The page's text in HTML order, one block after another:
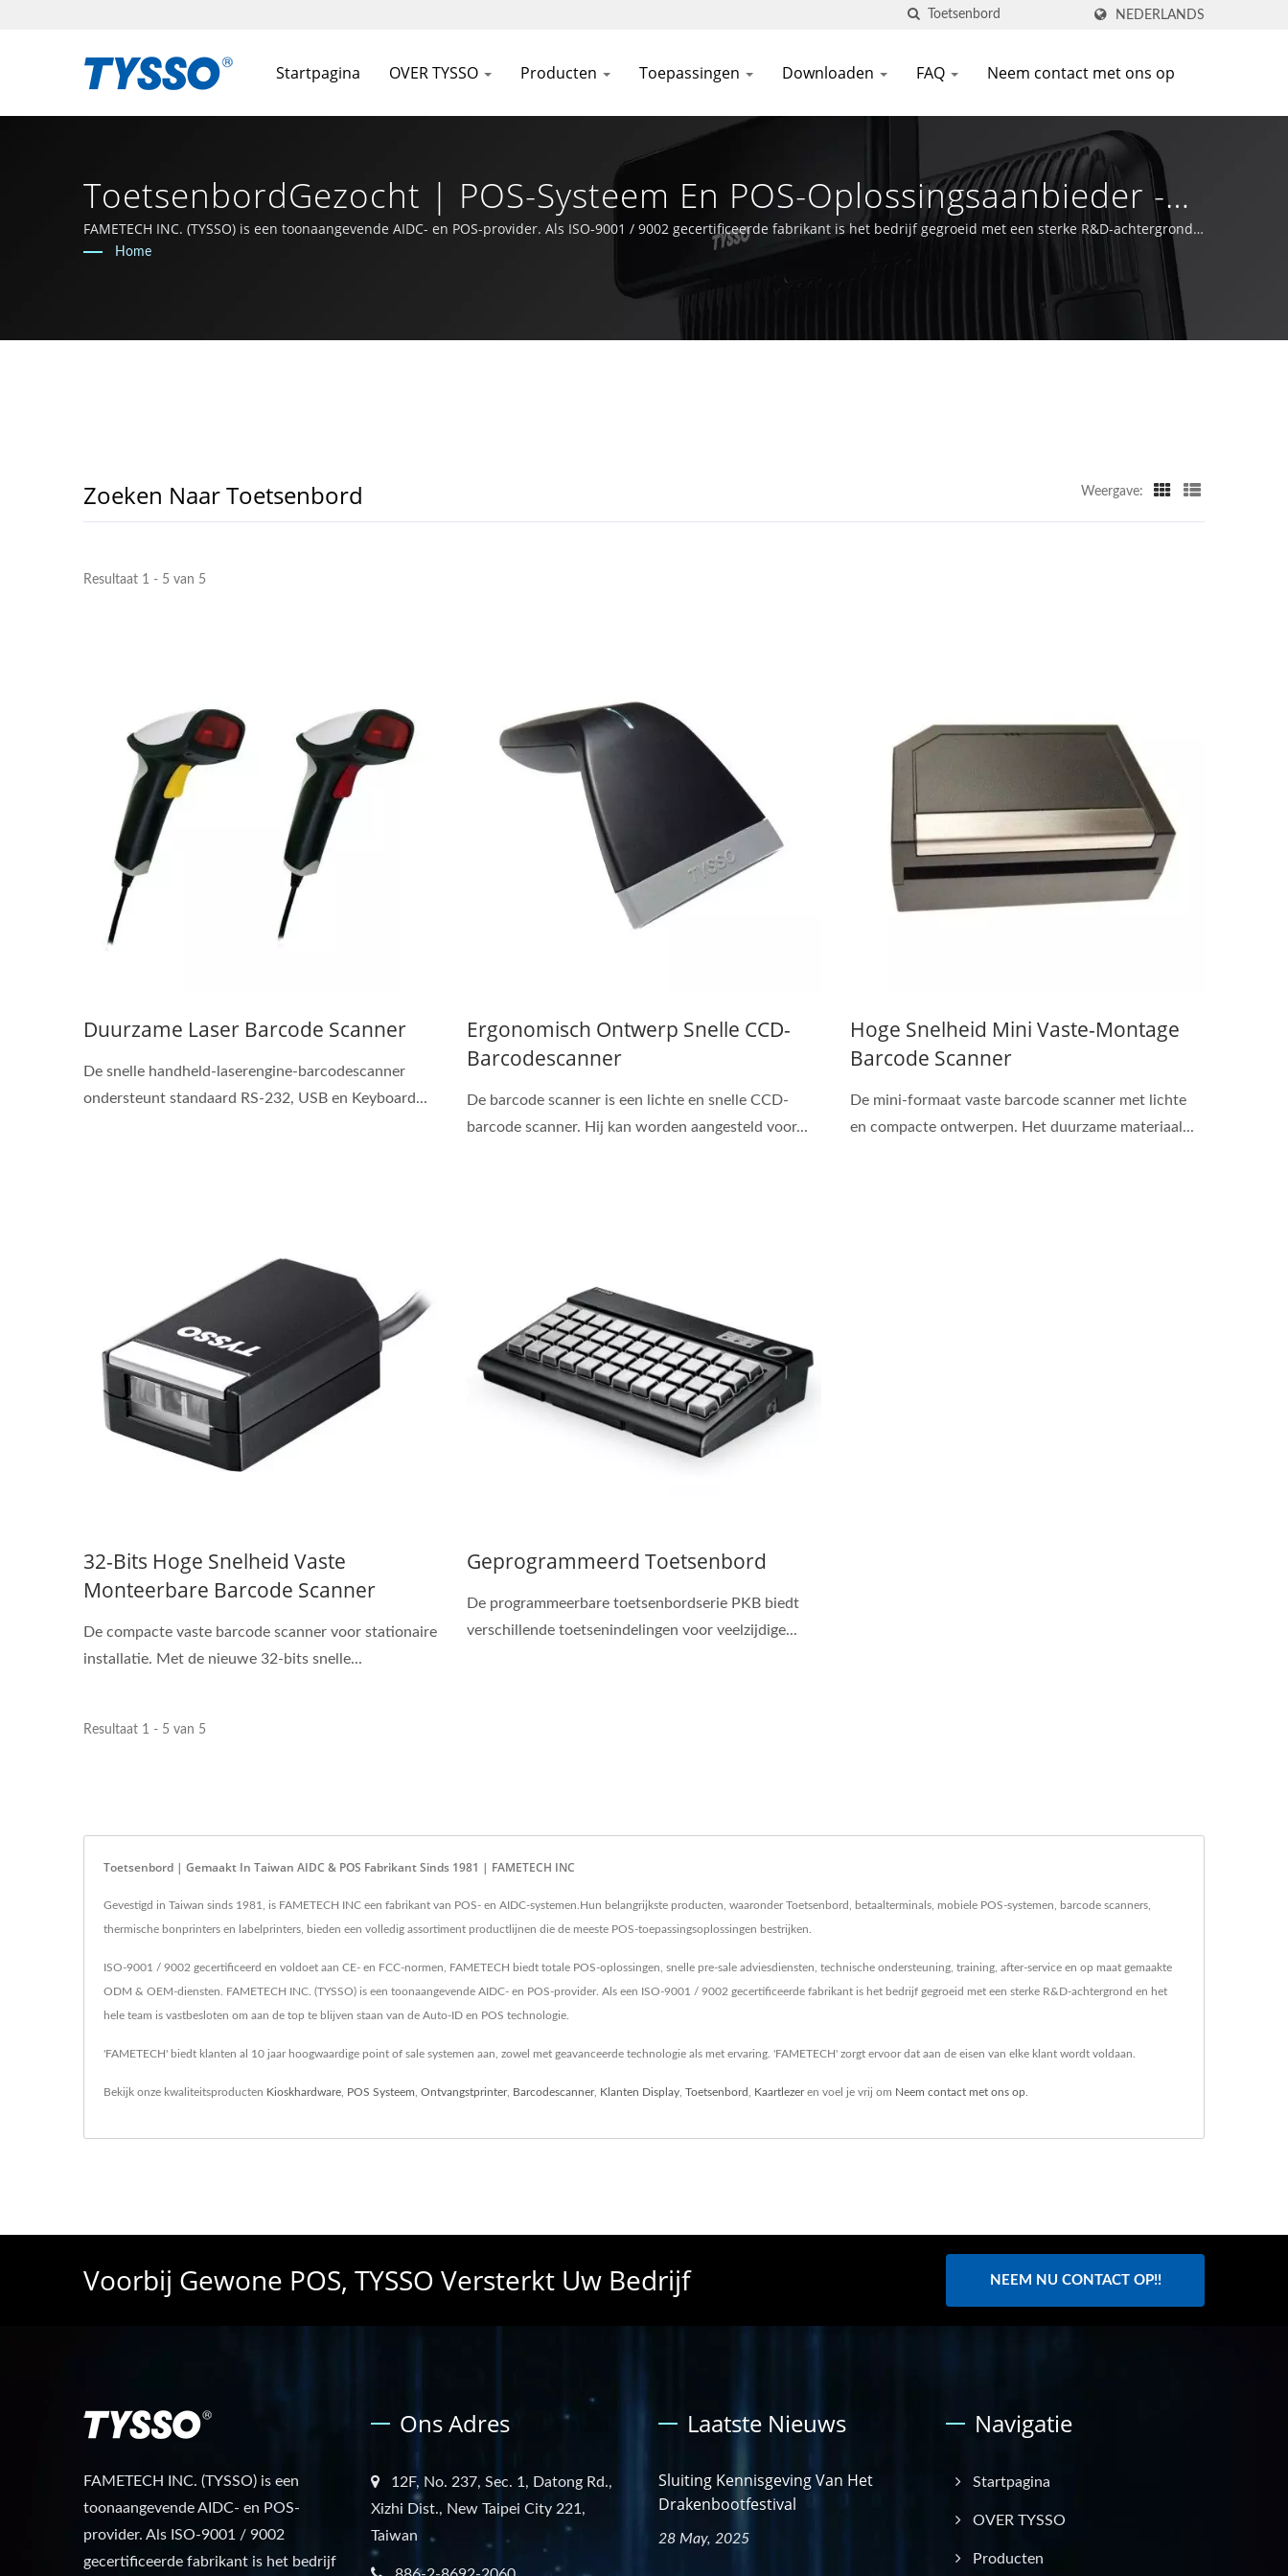
NEDERLANDS
Startpagina OVER TYSSO Producten Toepassingen Downloaden FAQ Neem contact met ons op
ToetsenbordGezocht | POS-Systeem En POS-Oplossingsaanbieder -
'FAMETECH'
FAMETECH INC. (TYSSO) is een toonaangevende AIDC- en POS-provider. Als ISO-9001 / 9002 gecertificeerde fabrikant is het bedrijf gegroeid met een sterke R&D-achtergrond
en het hele team is toegewijd om aan de voorhoede te blijven van de Auto-ID en POS technologie.
Home
Zoeken Naar Toetsenbord Weergave:
Resultaat 1 - 5 van 5
Duurzame Laser Barcode Scanner
De snelle handheld-laserengine-barcodescanner
ondersteunt standaard RS-232, USB en Keyboard...
Ergonomisch Ontwerp Snelle CCD-
Barcodescanner
De barcode scanner is een lichte en snelle CCD-
barcode scanner. Hij kan worden aangesteld voor...
Hoge Snelheid Mini Vaste-Montage
Barcode Scanner
De mini-formaat vaste barcode scanner met lichte
en compacte ontwerpen. Het duurzame materiaal...
32-Bits Hoge Snelheid Vaste
Monteerbare Barcode Scanner
De compacte vaste barcode scanner voor stationaire
installatie. Met de nieuwe 32-bits snelle...
Geprogrammeerd Toetsenbord
De programmeerbare toetsenbordserie PKB biedt
verschillende toetsenindelingen voor veelzijdige...
Resultaat 1 - 5 van 5
Toetsenbord | Gemaakt In Taiwan AIDC & POS Fabrikant Sinds 1981 | FAMETECH INC
Gevestigd in Taiwan sinds 1981, is FAMETECH INC een fabrikant van POS- en AIDC-systemen.Hun belangrijkste producten, waaronder Toetsenbord, betaalterminals, mobiele POS-systemen, barcode scanners,
thermische bonprinters en labelprinters, bieden een volledig assortiment productlijnen die de meeste POS-toepassingsoplossingen bestrijken.
ISO-9001 / 9002 gecertificeerd en voldoet aan CE- en FCC-normen, FAMETECH biedt totale POS-oplossingen, snelle pre-sale adviesdiensten, technische ondersteuning, training, after-service en op maat gemaakte
ODM & OEM-diensten. FAMETECH INC. (TYSSO) is een toonaangevende AIDC- en POS-provider. Als een ISO-9001 / 9002 gecertificeerde fabrikant is het bedrijf gegroeid met een sterke R&D-achtergrond en het
hele team is vastbesloten om aan de top te blijven staan van de Auto-ID en POS technologie.
'FAMETECH' biedt klanten al 10 jaar hoogwaardige point of sale systemen aan, zowel met geavanceerde technologie als met ervaring. 'FAMETECH' zorgt ervoor dat aan de eisen van elke klant wordt voldaan.
Bekijk onze kwaliteitsproducten Kioskhardware POS Systeem Ontvangstprinter, Barcodescanner, Klanten Display Toetsenbord Kaartlezeren voel je vrij om Neem contact met ons op
Voorbij Gewone POS, TYSSO Versterkt Uw Bedrijf NEEM NU CONTACT OP!!
FAMETECH INC. (TYSSO) is een
toonaangevende AIDC- en POS-
provider. Als ISO-9001 / 9002
gecertificeerde fabrikant is het bedrijf
Ons Adres
12F, No. 237, Sec. 1, Datong Rd.,
Xizhi Dist., New Taipei City 221,
Taiwan
Laatste Nieuws
Sluiting Kennisgeving Van Het
Drakenbootfestival
28 May, 2025
Navigatie
Startpagina
OVER TYSSO
Producten